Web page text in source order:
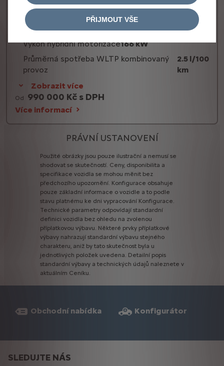
Palivo
Plug-in hybrid / Benzín
PřevodovkaAutomatická
Výkon hybridní motorizace166 kW
Průměrná spotřeba WLTP kombinovaný
provoz
2.5 l/100
km
Zobrazit více
Od 990 000 Kč s DPH
Více informací
PRÁVNÍ USTANOVENÍ
Použité obrázky jsou pouze ilustrační a nemusí se
shodovat se skutečností. Ceny, disponibilita a
specifikace vozidla se mohou měnit bez
předchozího upozornění. Konfigurace obsahuje
pouze základní informace o vozidle a to podle
stavu platnému ke dni vypracování Konfigurace.
Technické parametry odpovídají standardní
definici vozidla bez ohledu na zvolenou
příplatkovou výbavu. Některé prvky příplatkové
výbavy nahrazují standardní výbavu stejného
charakteru, aniž by tato skutečnost byla u
jednotlivých položek uvedena. Detailní popis
standardní výbavy a technických údajů naleznete v
aktuálním Ceníku.
Obchodní nabídka Konfigurátor
SLEDUJTE NÁS
PŘIJMOUT VŠE